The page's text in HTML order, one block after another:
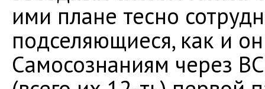
ими плане тесно
подселяющиеся, как и
Самосознаниям через